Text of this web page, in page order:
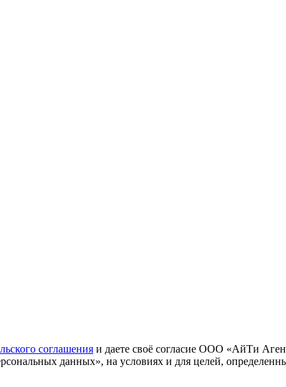
соглашения и даете своё согласие ООО «АйТи
данных», на условиях и для целей,